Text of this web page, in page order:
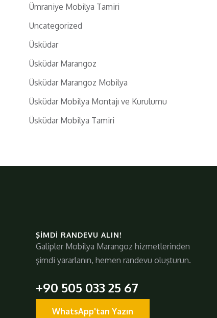
Ümraniye Mobilya Tamiri
Uncategorized
Üsküdar
Üsküdar Marangoz
Üsküdar Marangoz Mobilya
Üsküdar Mobilya Montajı ve Kurulumu
Üsküdar Mobilya Tamiri
ŞIMDI RANDEVU ALIN!
Galipler Mobilya Marangoz hizmetlerinden
şimdi yararlanın, hemen randevu oluşturun.
+90 505 033 25 67
WhatsApp'tan Yazın